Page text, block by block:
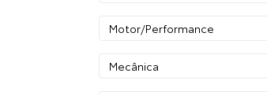
Motor/Performance
Mecânica